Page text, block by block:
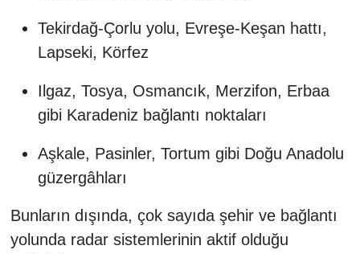
Tekirdağ-Çorlu yolu, Evreşe-Keşan hattı,
Lapseki, Körfez
Ilgaz, Tosya, Osmancık, Merzifon, Erbaa
gibi Karadeniz bağlantı noktaları
Aşkale, Pasinler, Tortum gibi Doğu Anadolu
güzergâhları
Bunların dışında, çok sayıda şehir ve bağlantı
yolunda radar sistemlerinin aktif olduğu